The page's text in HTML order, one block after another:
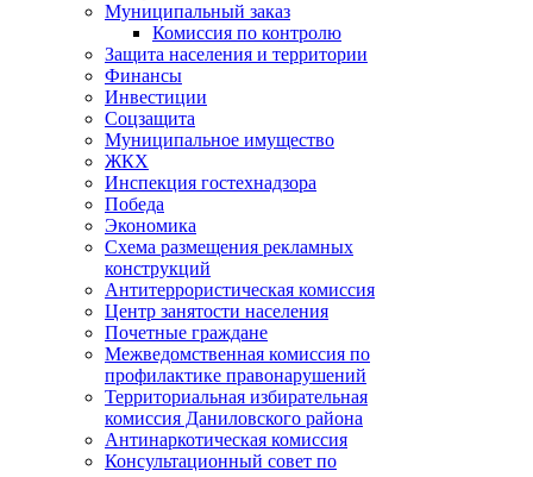
Муниципальный заказ
Комиссия по контролю
Защита населения и территории
Финансы
Инвестиции
Соцзащита
Муниципальное имущество
ЖКХ
Инспекция гостехнадзора
Победа
Экономика
Схема размещения рекламных
конструкций
Антитеррористическая комиссия
Центр занятости населения
Почетные граждане
Межведомственная комиссия по
профилактике правонарушений
Территориальная избирательная
комиссия Даниловского района
Антинаркотическая комиссия
Консультационный совет по